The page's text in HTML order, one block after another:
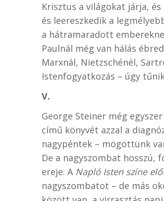
Krisztus a világokat járja,
és leereszkedik a
a hátramaradott
Paulnál még van hálás
Marxnál, Nietzschénél,
Istenfogyatkozás – úgy
V.
George Steiner még
című könyvét azzal a
nagypéntek – mögöttünk
De a nagyszombat hosszú,
ereje. A Napló Isten színe
nagyszombatot – de más